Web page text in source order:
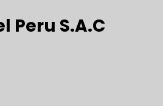
Peru S.A.C